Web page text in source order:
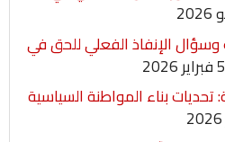
وسؤال الإنفاذ الفعلي للحق في
5 فبراير 2026
تحديات بناء المواطنة السياسية